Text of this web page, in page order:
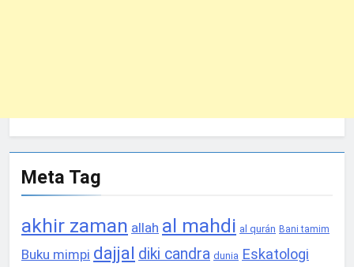
Meta Tag
akhir zaman allah al mahdi al qurán Bani tamim
Buku mimpi dajjal diki candra dunia Eskatologi